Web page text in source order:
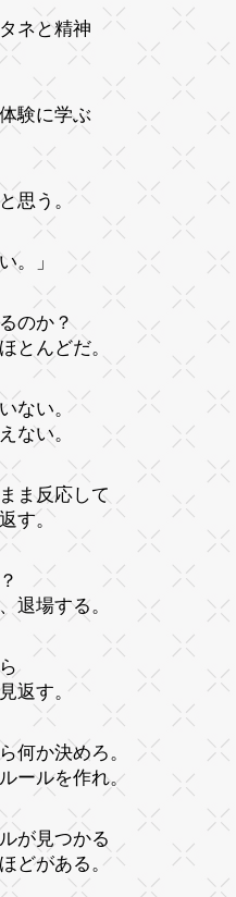
ネと精神
験に学ぶ
思う。
。」
のか？
とんどだ。
ない。
ない。
ま反応して
す。
退場する。
返す。
何か決めろ。
ールを作れ。
が見つかる
どがある。